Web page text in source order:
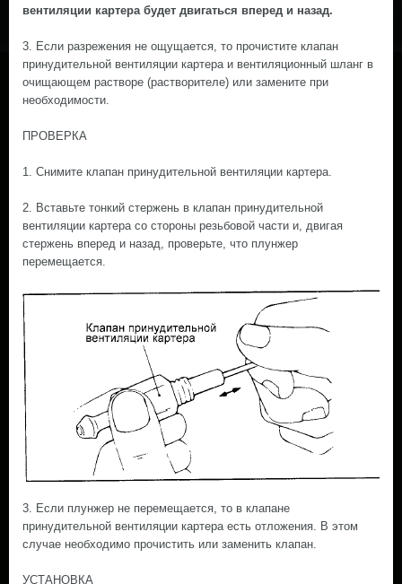
вентиляции картера будет двигаться вперед и назад.
3. Если разрежения не ощущается, то прочистите клапан
принудительной вентиляции картера и вентиляционный шланг в
очищающем растворе (растворителе) или замените при
необходимости.
ПРОВЕРКА
1. Снимите клапан принудительной вентиляции картера.
2. Вставьте тонкий стержень в клапан принудительной
вентиляции картера со стороны резьбовой части и, двигая
стержень вперед и назад, проверьте, что плунжер
перемещается.
3. Если плунжер не перемещается, то в клапане
принудительной вентиляции картера есть отложения. В этом
случае необходимо прочистить или заменить клапан.
УСТАНОВКА